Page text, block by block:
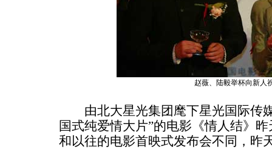
赵薇、陆毅举杯向新人
由北大星光集团麾下星光国际传
国式纯爱情大片”的电影《情人结》
和以往的电影首映式发布会不同，昨